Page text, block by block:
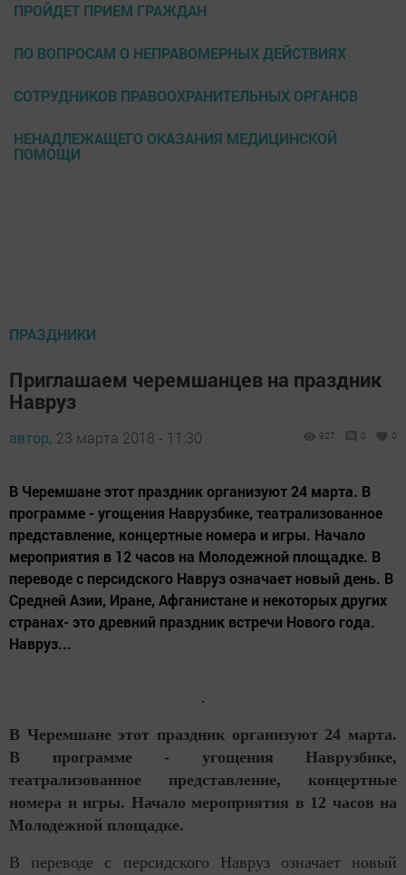
ПРОЙДЕТ ПРИЕМ ГРАЖДАН
ПО ВОПРОСАМ О НЕПРАВОМЕРНЫХ ДЕЙСТВИЯХ
СОТРУДНИКОВ ПРАВООХРАНИТЕЛЬНЫХ ОРГАНОВ
НЕНАДЛЕЖАЩЕГО ОКАЗАНИЯ МЕДИЦИНСКОЙ
ПОМОЩИ
ПРАЗДНИКИ
Приглашаем черемшанцев на праздник
Навруз
автор, 23 марта 2018 - 11:30 927 0 0
В Черемшане этот праздник организуют 24 марта. В
программе - угощения Наврузбике, театрализованное
представление, концертные номера и игры. Начало
мероприятия в 12 часов на Молодежной площадке. В
переводе с персидского Навруз означает новый день. В
Средней Азии, Иране, Афганистане и некоторых других
странах- это древний праздник встречи Нового года.
Навруз...
В Черемшане этот праздник организуют 24 марта.
В программе - угощения Наврузбике,
театрализованное представление, концертные
номера и игры. Начало мероприятия в 12 часов на
Молодежной площадке.
В переводе с персидского Навруз означает новый